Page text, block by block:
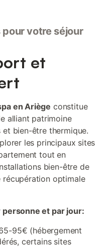
votre séjour
et
en Ariège constitue
alliant patrimoine
et bien-être thermique.
les principaux sites
tout en
bien-être de
récupération optimale
et par jour:
95€ (hébergement
certains sites